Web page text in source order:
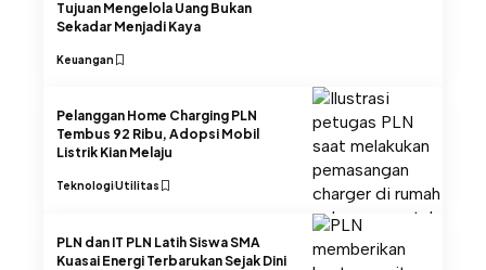
Tujuan Mengelola Uang Bukan
Sekadar Menjadi Kaya
Keuangan
Pelanggan Home Charging PLN
Tembus 92 Ribu, Adopsi Mobil
Listrik Kian Melaju
TeknologiUtilitas
PLN dan IT PLN Latih Siswa SMA
Kuasai Energi Terbarukan Sejak Dini